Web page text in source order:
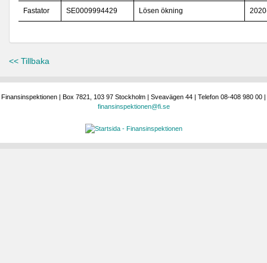
Fastator SE0009994429 Lösen ökning
<< Tillbaka
Finansinspektionen | Box 7821, 103 97 Stockholm | Sveavägen 44 | Telefon 08-408 980 00 |
finansinspektionen@fi.se